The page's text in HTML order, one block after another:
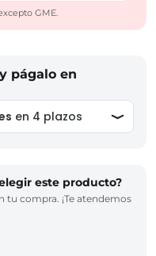
GME.
págalo en
este producto?
tu compra. ¡Te atendemos